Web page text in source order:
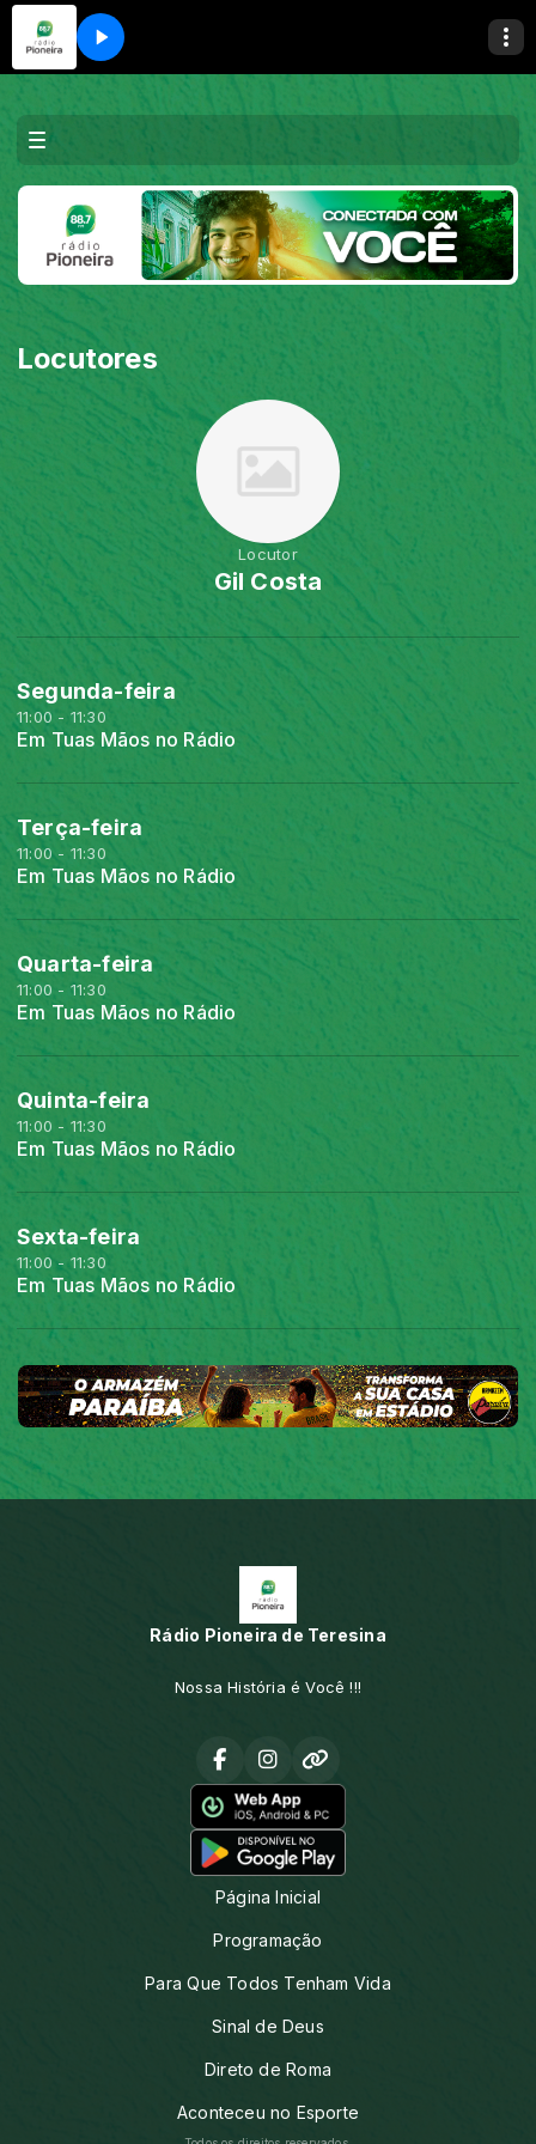
Locutores
Locutor
Gil Costa
Segunda-feira
11:00 - 11:30
Em Tuas Mãos no Rádio
Terça-feira
11:00 - 11:30
Em Tuas Mãos no Rádio
Quarta-feira
11:00 - 11:30
Em Tuas Mãos no Rádio
Quinta-feira
11:00 - 11:30
Em Tuas Mãos no Rádio
Sexta-feira
11:00 - 11:30
Em Tuas Mãos no Rádio
Rádio Pioneira de Teresina
Nossa História é Você !!!
Página Inicial
Programação
Para Que Todos Tenham Vida
Sinal de Deus
Direto de Roma
Aconteceu no Esporte